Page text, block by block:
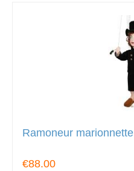
Ramoneur marionnette
€88.00